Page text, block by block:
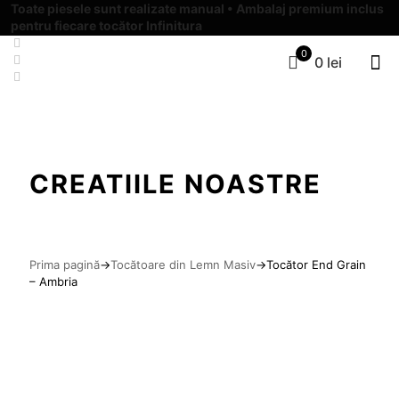
Toate piesele sunt realizate manual • Ambalaj premium inclus
pentru fiecare tocător Infinitura
0 0 lei
CREATIILE NOASTRE
Prima pagină→Tocătoare din Lemn Masiv→Tocător End Grain
– Ambria